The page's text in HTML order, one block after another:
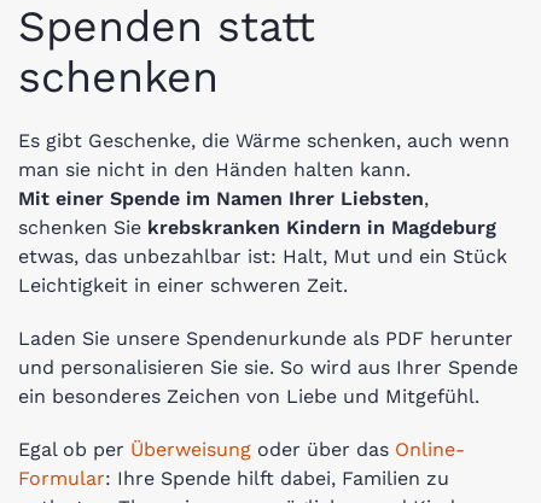
Spenden statt
schenken
Es gibt Geschenke, die Wärme schenken, auch wenn
man sie nicht in den Händen halten kann.
Mit einer Spende im Namen Ihrer Liebsten,
schenken Sie krebskranken Kindern in Magdeburg
etwas, das unbezahlbar ist: Halt, Mut und ein Stück
Leichtigkeit in einer schweren Zeit.
Laden Sie unsere Spendenurkunde als PDF herunter
und personalisieren Sie sie. So wird aus Ihrer Spende
ein besonderes Zeichen von Liebe und Mitgefühl.
Egal ob per Überweisung oder über das Online-
Formular: Ihre Spende hilft dabei, Familien zu